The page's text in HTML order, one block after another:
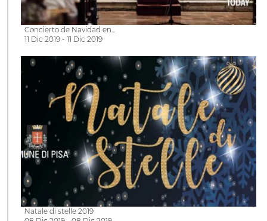
Concierto de Navidad en...
11 Dic 2019 - 11 Dic 2019
Natale di stelle 2019